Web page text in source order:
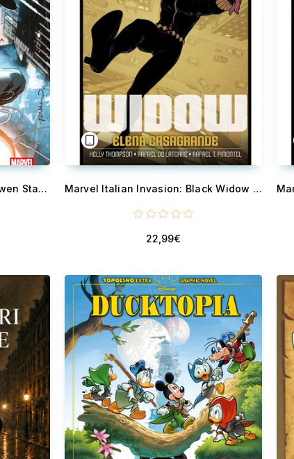
Spider-Man Noir - L’affaire Gwen Stacy Marvel Italian Invasion: Black Widow di Elena Casagrande
22,99€